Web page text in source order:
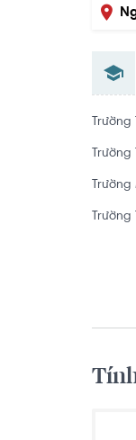
Trường
Trường
Trường
Trường